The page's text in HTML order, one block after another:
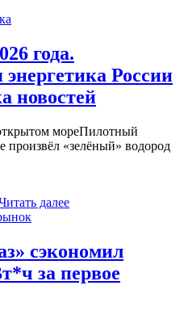
года.
России
новостей
мореПилотный
произвёл «зелёный» водород
далее
сэкономил
за первое